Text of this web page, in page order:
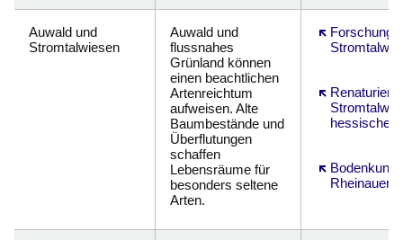
Auwald und
Stromtalwiesen
Auwald und
flussnahes
Grünland können
einen beachtlichen
Artenreichtum
aufweisen. Alte
Baumbestände und
Überflutungen
schaffen
Lebensräume für
besonders seltene
Arten.
Öffnet sich in
hessischen
Öffnet sich in
Bodenkunde
Rheinauen
Öffnet sich in